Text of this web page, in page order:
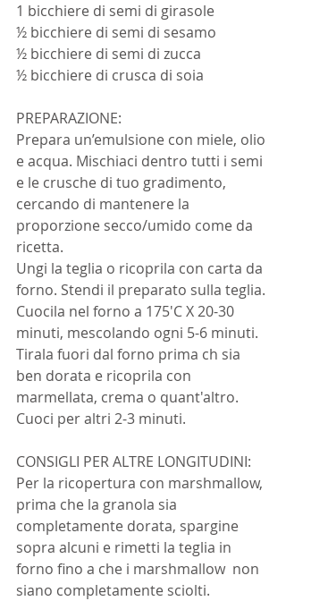
1 bicchiere di semi di girasole
½ bicchiere di semi di sesamo
½ bicchiere di semi di zucca
½ bicchiere di crusca di soia
PREPARAZIONE:
Prepara un’emulsione con miele, olio
e acqua. Mischiaci dentro tutti i semi
e le crusche di tuo gradimento,
cercando di mantenere la
proporzione secco/umido come da
ricetta.
Ungi la teglia o ricoprila con carta da
forno. Stendi il preparato sulla teglia.
Cuocila nel forno a 175'C X 20-30
minuti, mescolando ogni 5-6 minuti.
Tirala fuori dal forno prima ch sia
ben dorata e ricoprila con
marmellata, crema o quant'altro.
Cuoci per altri 2-3 minuti.
CONSIGLI PER ALTRE LONGITUDINI:
Per la ricopertura con marshmallow,
prima che la granola sia
completamente dorata, spargine
sopra alcuni e rimetti la teglia in
forno fino a che i marshmallow  non
siano completamente sciolti.